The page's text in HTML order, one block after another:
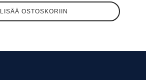
LISÄÄ OSTOSKORIIN